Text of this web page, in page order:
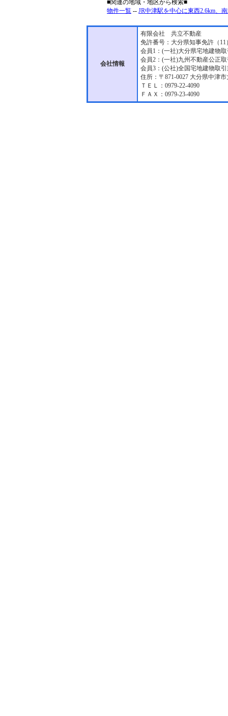
■関連の地域・地区から検索■
物件一覧 -- JR中津駅を中心に東西2.6km、
会社情報
有限会社 共立不動産
免許番号：大分県知事免許（
会員1：(一社)大分県宅地建物
会員2：(一社)九州不動産公正
会員3：(公社)全国宅地建物取
住所：〒871-0027 大分県中津
ＴＥＬ：0979-22-4090
ＦＡＸ：0979-23-4090